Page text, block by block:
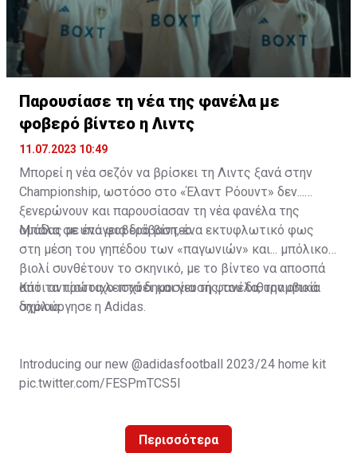
Παρουσίασε τη νέα της φανέλα με
φοβερό βίντεο η Λιντς
11.07.2023 10:49
Μπορεί η νέα σεζόν να βρίσκει τη Λιντς ξανά στην
Championship, ωστόσο στο «Έλαντ Ρόουντ» δεν...
ξενερώνουν και παρουσίασαν τη νέα φανέλα της
ομάδας με ένα φοβερό βίντεο.
Μπάλα σε υπόγεια διάβαση, ένα εκτυφλωτικό φως
στη μέση του γηπέδου των «παγωνιών» και... μπόλικο
βιολί συνθέτουν το σκηνικό, με το βίντεο να αποσπά
από τα πρώτα λεπτά δημοσίευσής του διθυραμβικά
σχόλια.
Κάτι αντίστοιχο ισχύει και για τη φανέλα, την οποία
δημιούργησε η Adidas.
Introducing our new @adidasfootball 2023/24 home kit
pic.twitter.com/FESPmTCS5I
Περισσότερα